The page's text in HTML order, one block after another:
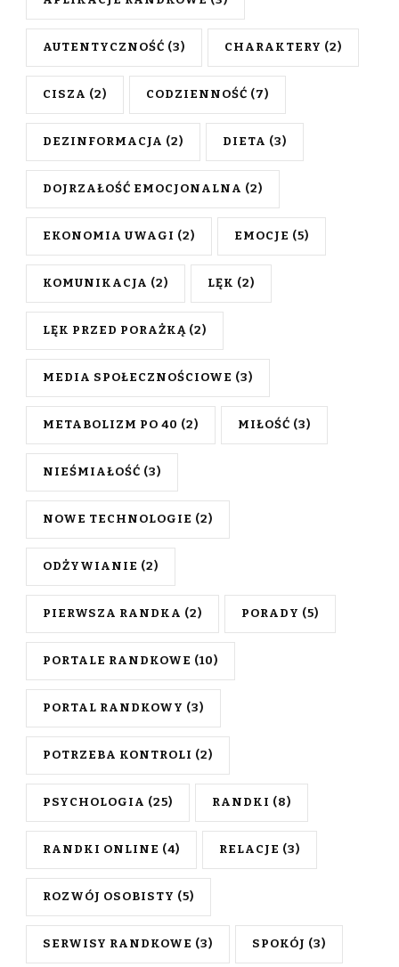
AUTENTYCZNOŚĆ (3) CHARAKTERY (2)
CISZA (2) CODZIENNOŚĆ (7)
DEZINFORMACJA (2) DIETA (3)
DOJRZAŁOŚĆ EMOCJONALNA (2)
EKONOMIA UWAGI (2) EMOCJE (5)
KOMUNIKACJA (2) LĘK (2)
LĘK PRZED PORAŻKĄ (2)
MEDIA SPOŁECZNOŚCIOWE (3)
METABOLIZM PO 40 (2) MIŁOŚĆ (3)
NIEŚMIAŁOŚĆ (3)
NOWE TECHNOLOGIE (2)
ODŻYWIANIE (2)
PIERWSZA RANDKA (2) PORADY (5)
PORTALE RANDKOWE (10)
PORTAL RANDKOWY (3)
POTRZEBA KONTROLI (2)
PSYCHOLOGIA (25) RANDKI (8)
RANDKI ONLINE (4) RELACJE (3)
ROZWÓJ OSOBISTY (5)
SERWISY RANDKOWE (3) SPOKÓJ (3)